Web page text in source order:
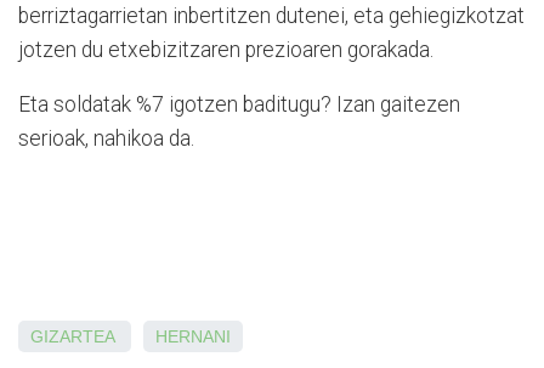
berriztagarrietan inbertitzen dutenei, eta gehiegizkotzat
jotzen du etxebizitzaren prezioaren gorakada.
Eta soldatak %7 igotzen baditugu? Izan gaitezen
serioak, nahikoa da.
GIZARTEA HERNANI